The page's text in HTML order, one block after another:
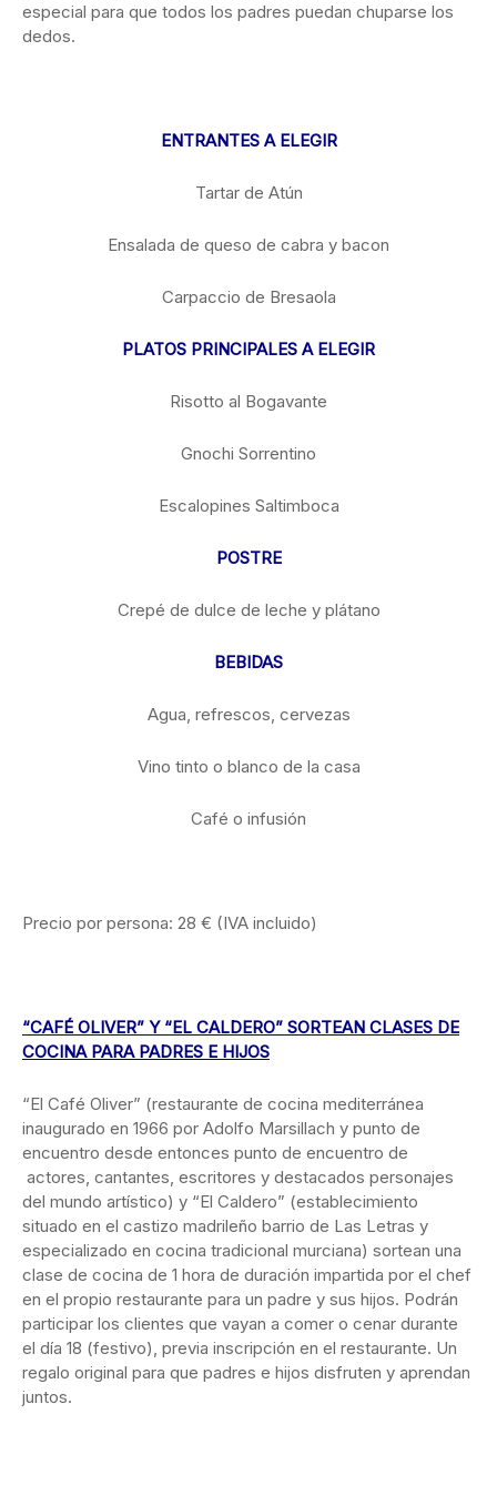
especial para que todos los padres puedan chuparse los
dedos.
ENTRANTES A ELEGIR
Tartar de Atún
Ensalada de queso de cabra y bacon
Carpaccio de Bresaola
PLATOS PRINCIPALES A ELEGIR
Risotto al Bogavante
Gnochi Sorrentino
Escalopines Saltimboca
POSTRE
Crepé de dulce de leche y plátano
BEBIDAS
Agua, refrescos, cervezas
Vino tinto o blanco de la casa
Café o infusión
Precio por persona: 28 € (IVA incluido)
“CAFÉ OLIVER” Y “EL CALDERO” SORTEAN CLASES DE
COCINA PARA PADRES E HIJOS
“El Café Oliver” (restaurante de cocina mediterránea
inaugurado en 1966 por Adolfo Marsillach y punto de
encuentro desde entonces punto de encuentro de
actores, cantantes, escritores y destacados personajes
del mundo artístico) y “El Caldero” (establecimiento
situado en el castizo madrileño barrio de Las Letras y
especializado en cocina tradicional murciana) sortean una
clase de cocina de 1 hora de duración impartida por el chef
en el propio restaurante para un padre y sus hijos. Podrán
participar los clientes que vayan a comer o cenar durante
el día 18 (festivo), previa inscripción en el restaurante. Un
regalo original para que padres e hijos disfruten y aprendan
juntos.